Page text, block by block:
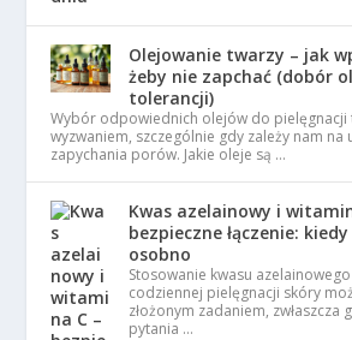
Olejowanie twarzy – jak
żeby nie zapchać (dobór
tolerancji)
Wybór odpowiednich olejów do pielęgnacji
wyzwaniem, szczególnie gdy zależy nam na
zapychania porów. Jakie oleje są …
Kwas azelainowy i
bezpieczne łączenie:
osobno
Stosowanie kwasu
codziennej pielęgnacji skóry
złożonym zadaniem, zwłaszcza
pytania …